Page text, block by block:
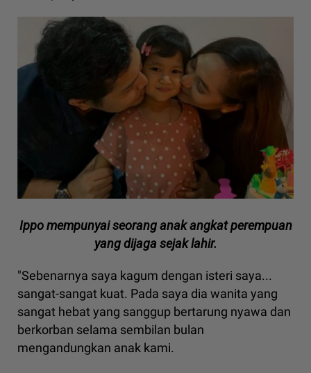
Ippo mempunyai seorang anak angkat perempuan
yang dijaga sejak lahir.
"Sebenarnya saya kagum dengan isteri saya...
sangat-sangat kuat. Pada saya dia wanita yang
sangat hebat yang sanggup bertarung nyawa dan
berkorban selama sembilan bulan
mengandungkan anak kami.